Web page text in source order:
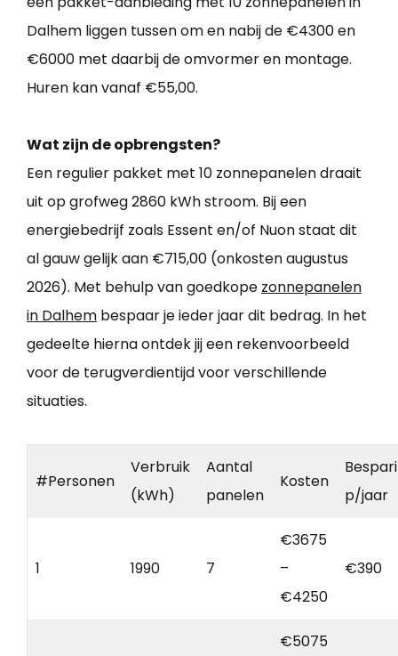
Dalhem liggen tussen om en nabij de €4300 en
€6000 met daarbij de omvormer en montage.
Huren kan vanaf €55,00.
Wat zijn de opbrengsten?
Een regulier pakket met 10 zonnepanelen draait
uit op grofweg 2860 kWh stroom. Bij een
energiebedrijf zoals Essent en/of Nuon staat dit
al gauw gelijk aan €715,00 (onkosten augustus
2026). Met behulp van goedkope zonnepanelen
in Dalhem bespaar je ieder jaar dit bedrag. In het
gedeelte hierna ontdek jij een rekenvoorbeeld
voor de terugverdientijd voor verschillende
situaties.
#Personen
Verbruik
(kWh)
Aantal
panelen
Kosten
p/jaar
1 1990 7
€3675
–
€4250
€390
€5075